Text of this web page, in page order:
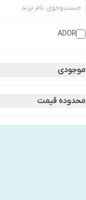
ADOR
موجودی
محدوده قیمت